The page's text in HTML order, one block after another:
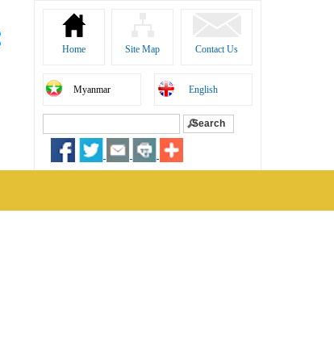
Home Site Map Contact Us
Myanmar English
Search form